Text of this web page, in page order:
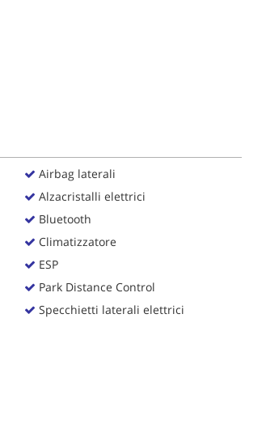
Airbag laterali
Alzacristalli elettrici
Bluetooth
Climatizzatore
ESP
Park Distance Control
Specchietti laterali elettrici